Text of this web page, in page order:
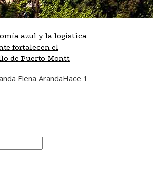
azul y la logística
fortalecen el
de Puerto Montt
Elena ArandaHace 1